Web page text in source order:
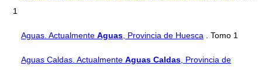
1
Aguas. Actualmente Aguas , Provincia de Huesca . Tomo 1
Aguas Caldas. Actualmente Aguas Caldas , Provincia de